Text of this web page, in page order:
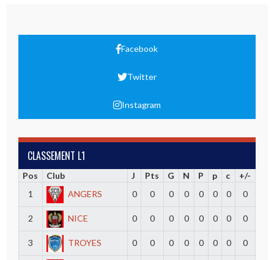
Facebook
Twitter
Instagram
CLASSEMENT L1
Pos Club J Pts G N P p c
+/-
1
ANGERS 0 0 0 0 0 0 0 0
2 NICE 0 0 0 0 0 0 0 0
3 TROYES 0 0 0 0 0 0 0 0